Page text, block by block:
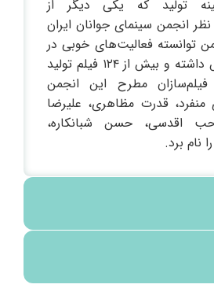
تولید که یکی دیگر از
انجمن سینمای جوانان ایران
توانسته فعالیت‌های خوبی در
زمینه فیلم و عکس داشته و بیش از ۱۲۴ فیلم تولید
مطرح این انجمن
قدرت مظاهری، علیرضا
اقدسی، حسن شبانکاره،
نام برد.